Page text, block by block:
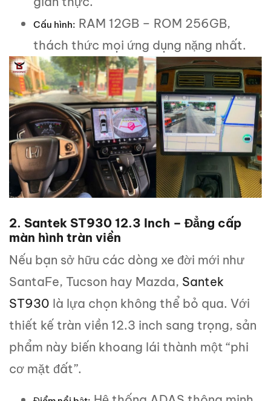
Cấu hình: RAM 12GB – ROM 256GB,
thách thức mọi ứng dụng nặng nhất.
2. Santek ST930 12.3 Inch – Đẳng cấp
màn hình tràn viền
Nếu bạn sở hữu các dòng xe đời mới như
SantaFe, Tucson hay Mazda, Santek
ST930 là lựa chọn không thể bỏ qua. Với
thiết kế tràn viền 12.3 inch sang trọng, sản
phẩm này biến khoang lái thành một “phi
cơ mặt đất”.